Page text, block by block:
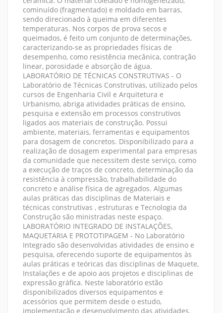
cominuído (fragmentado) e moldado em barras,
sendo direcionado à queima em diferentes
temperaturas. Nos corpos de prova secos e
queimados, é feito um conjunto de determinações,
caracterizando-se as propriedades físicas de
desempenho, como resistência mecânica, contração
linear, porosidade e absorção de água.
LABORATÓRIO DE TÉCNICAS CONSTRUTIVAS - O
Laboratório de Técnicas Construtivas, utilizado pelos
cursos de Engenharia Civil e Arquitetura e
Urbanismo, abriga atividades práticas de ensino,
pesquisa e extensão em processos construtivos
ligados aos materiais de construção. Possui
ambiente, materiais, ferramentas e equipamentos
para dosagem de concretos. Disponibilizado para a
realização de dosagem experimental para empresas
da comunidade que necessitem deste serviço, como
a execução de traços de concreto, determinação da
resistência à compressão, trabalhabilidade do
concreto e análise física de agregados. Algumas
aulas práticas das disciplinas de Materiais e
técnicas construtivas , estruturas e Tecnologia da
Construção são ministradas neste espaço.
LABORATÓRIO INTEGRADO DE INSTALAÇÕES,
MAQUETARIA E PROTOTIPAGEM - No Laboratório
Integrado são desenvolvidas atividades de ensino e
pesquisa, oferecendo suporte de equipamentos às
aulas práticas e teóricas das disciplinas de Maquete,
Instalações e de apoio aos projetos e disciplinas de
expressão gráfica. Neste laboratório estão
disponibilizados diversos equipamentos e
acessórios que permitem desde o estudo,
implementação e desenvolvimento das atividades.